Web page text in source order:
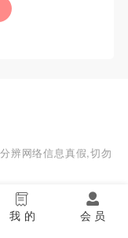
会 员
我 的
辨网络信息真假,切勿